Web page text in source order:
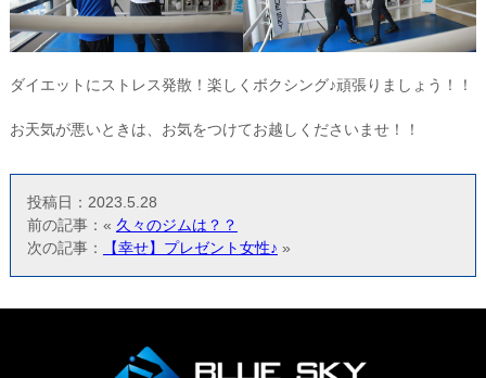
ダイエットにストレス発散！楽しくボクシング♪頑張りましょう！！
お天気が悪いときは、お気をつけてお越しくださいませ！！
投稿日：2023.5.28
前の記事：« 久々のジムは？？
次の記事：
【幸せ】プレゼント女性♪ »